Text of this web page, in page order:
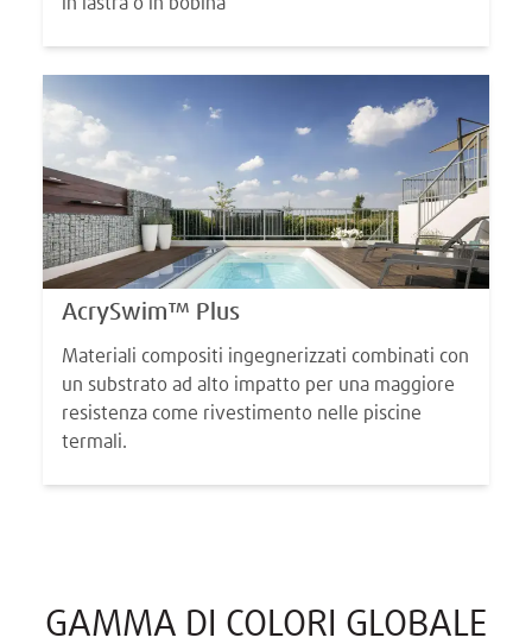
AcrySwim™ Plus
Materiali compositi ingegnerizzati combinati con
un substrato ad alto impatto per una maggiore
resistenza come rivestimento nelle piscine
termali.
GAMMA DI COLORI GLOBALE